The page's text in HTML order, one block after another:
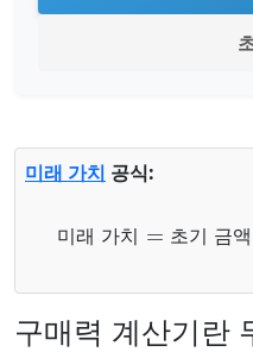
미래 가치 공식:
미 래 가 치 초 기 금 액
구매력 계산기란